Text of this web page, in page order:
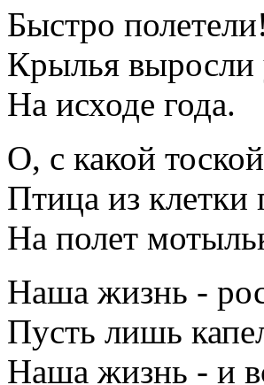
Быстро полетели!
Крылья выросли
На исходе года.
О, с какой тоской
Птица из клетки
На полет
Наша жизнь -
Пусть лишь
Наша жизнь - и